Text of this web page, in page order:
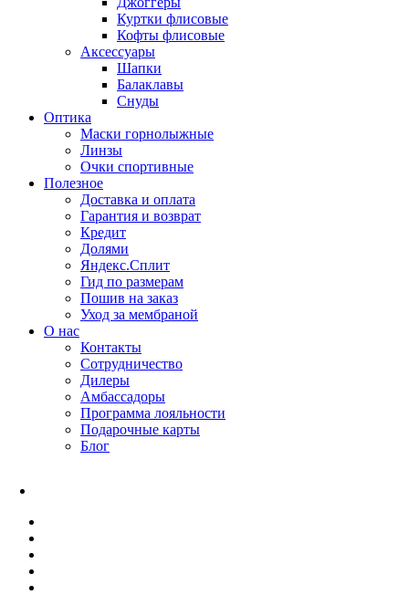
Куртки флисовые
Кофты флисовые
Аксессуары
Шапки
Балаклавы
Снуды
Оптика
Маски горнолыжные
Линзы
Очки спортивные
Полезное
Доставка и оплата
Гарантия и возврат
Кредит
Долями
Яндекс.Сплит
Гид по размерам
Пошив на заказ
Уход за мембраной
О нас
Контакты
Сотрудничество
Дилеры
Амбассадоры
Программа лояльности
Подарочные карты
Блог